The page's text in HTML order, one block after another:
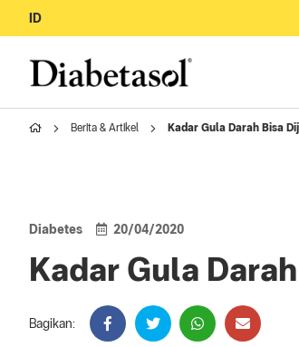
ID
Berita & Artikel Kadar Gula Darah Bisa
Diabetes 20/04/2020
Kadar Gula
Bagikan: